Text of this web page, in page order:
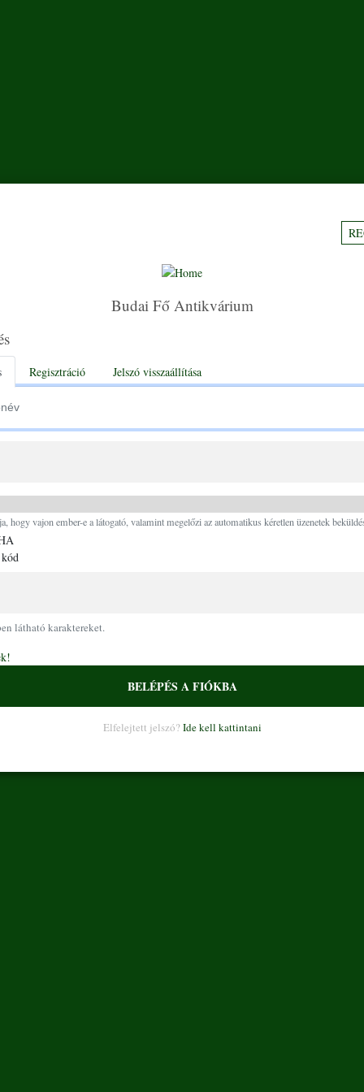
Budai Fő Antikvárium
Regisztráció Jelszó visszaállítása
hogy vajon ember-e a látogató, valamint megelőzi az automatikus kéretlen üzenetek
látható karaktereket.
BELÉPÉS A FIÓKBA
Elfelejtett jelszó? Ide kell kattintani